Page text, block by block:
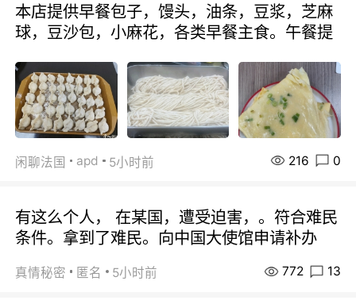
本店提供早餐包子，馒头，油条，豆浆，芝麻
球，豆沙包，小麻花，各类早餐主食。午餐提
闲聊法国 apd 5小时前 216 0
有这么个人， 在某国，遭受迫害，。符合难民
条件。拿到了难民。向中国大使馆申请补办
真情秘密 匿名 5小时前 772 13